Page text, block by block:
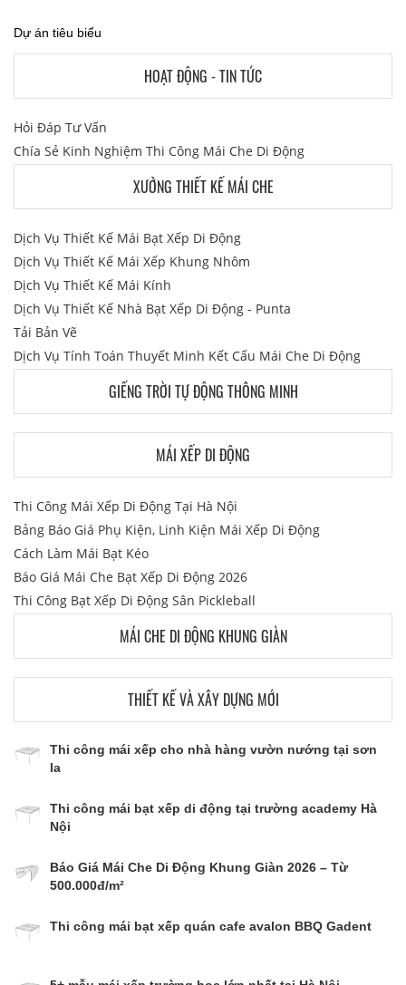
Dự án tiêu biểu
HOẠT ĐỘNG - TIN TỨC
Hỏi Đáp Tư Vấn
Chía Sẻ Kinh Nghiệm Thi Công Mái Che Di Động
XƯỞNG THIẾT KẾ MÁI CHE
Dịch Vụ Thiết Kế Mái Bạt Xếp Di Động
Dịch Vụ Thiết Kế Mái Xếp Khung Nhôm
Dịch Vụ Thiết Kế Mái Kính
Dịch Vụ Thiết Kế Nhà Bạt Xếp Di Động - Punta
Tải Bản Vẽ
Dịch Vụ Tính Toán Thuyết Minh Kết Cấu Mái Che Di Động
GIẾNG TRỜI TỰ ĐỘNG THÔNG MINH
MÁI XẾP DI ĐỘNG
Thi Công Mái Xếp Di Động Tại Hà Nội
Bảng Báo Giá Phụ Kiện, Linh Kiện Mái Xếp Di Động
Cách Làm Mái Bạt Kéo
Báo Giá Mái Che Bạt Xếp Di Động 2026
Thi Công Bạt Xếp Di Động Sân Pickleball
MÁI CHE DI ĐỘNG KHUNG GIÀN
THIẾT KẾ VÀ XÂY DỰNG MỚI
Thi công mái xếp cho nhà hàng vườn nướng tại sơn
la
Thi công mái bạt xếp di động tại trường academy Hà
Nội
Báo Giá Mái Che Di Động Khung Giàn 2026 – Từ
500.000đ/m²
Thi công mái bạt xếp quán cafe avalon BBQ Gadent